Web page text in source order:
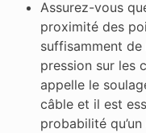
Assurez-vous
proximité des
suffisamment
pression sur les
appelle le
câble et il est
probabilité